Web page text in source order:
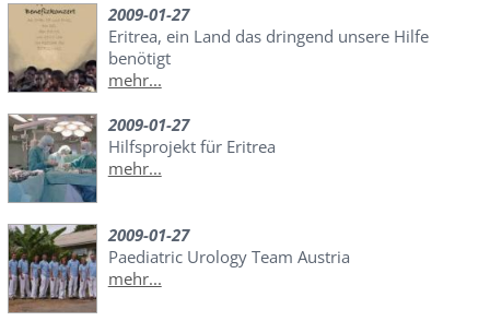
2009-01-27
Eritrea, ein Land das dringend unsere Hilfe
benötigt
mehr...
2009-01-27
Hilfsprojekt für Eritrea
mehr...
2009-01-27
Paediatric Urology Team Austria
mehr...